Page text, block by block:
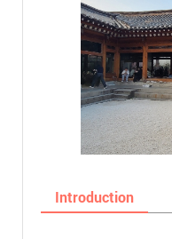
Introduction